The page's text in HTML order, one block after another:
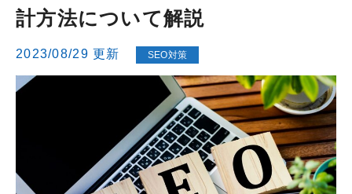
計方法について解説
2023/08/29 更新 SEO対策